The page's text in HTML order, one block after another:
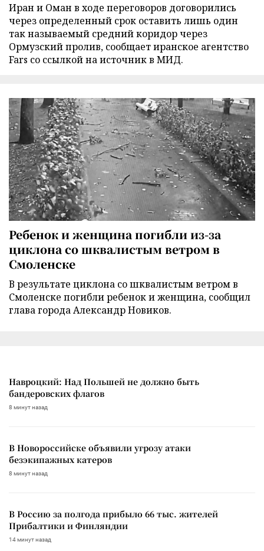
Иран и Оман в ходе переговоров договорились
через определенный срок оставить лишь один
так называемый средний коридор через
Ормузский пролив, сообщает иранское агентство
Fars со ссылкой на источник в МИД.
Ребенок и женщина погибли из-за
циклона со шквалистым ветром в
Смоленске
В результате циклона со шквалистым ветром в
Смоленске погибли ребенок и женщина, сообщил
глава города Александр Новиков.
Навроцкий: Над Польшей не должно быть
бандеровских флагов
8 минут назад
В Новороссийске объявили угрозу атаки
безэкипажных катеров
8 минут назад
В Россию за полгода прибыло 66 тыс. жителей
Прибалтики и Финляндии
14 минут назад